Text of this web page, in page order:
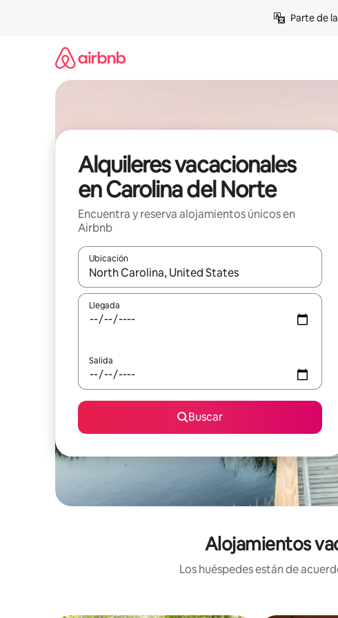
Parte de
Alquileres vacacionales
en Carolina del Norte
Encuentra y reserva alojamientos únicos en
Airbnb
Ubicación
Cuando los resultados estén disponibles, navega con
Llegada
Salida
Buscar
Alojamientos
Los huéspedes están de